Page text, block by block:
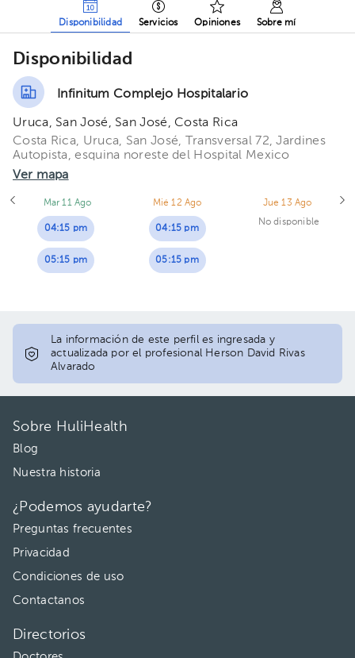
Disponibilidad Servicios Opiniones Sobre mí
Disponibilidad
Infinitum Complejo Hospitalario
Uruca, San José, San José, Costa Rica
Costa Rica, Uruca, San José, Transversal 72, Jardines
Autopista, esquina noreste del Hospital Mexico
Ver mapa
Mar 11 Ago
04:15 pm
05:15 pm
Mié 12 Ago
04:15 pm
05:15 pm
Jue 13 Ago
No disponible
La información de este perfil es ingresada y
actualizada por el profesional Herson David Rivas
Alvarado
Sobre HuliHealth
Blog
Nuestra historia
¿Podemos ayudarte?
Preguntas frecuentes
Privacidad
Condiciones de uso
Contactanos
Directorios